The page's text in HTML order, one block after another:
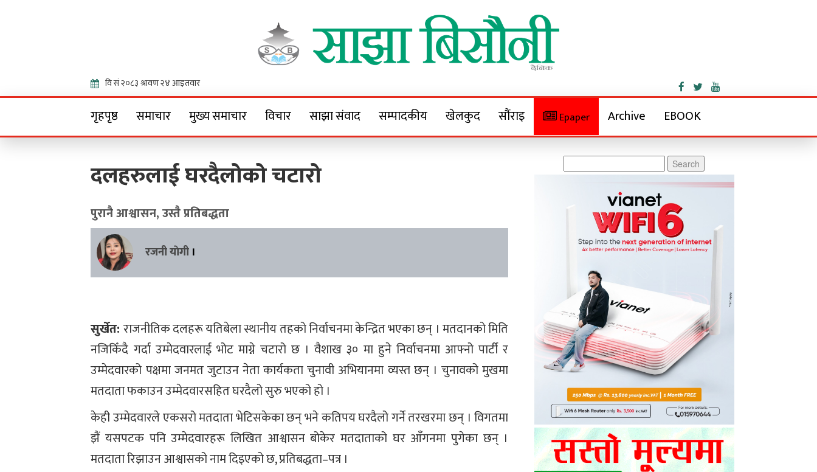
Sajha Bisaunee
गृहपृष्ठ समाचार मुख्य समाचार विचार साझा संवाद सम्पादकीय खेलकुद सौंराइ Epaper Archive EBOOK
दलहरुलाई घरदैलोको चटारो
पुरानै आश्वासन, उस्तै प्रतिबद्धता
रजनी याेगी ।
सुर्खेत: राजनीतिक दलहरू यतिबेला स्थानीय तहको निर्वाचनमा केन्द्रित भएका छन् । मतदानको मिति
नजिकिँदै गर्दा उम्मेदवारलाई भोट माग्ने चटारो छ । वैशाख ३० मा हुने निर्वाचनमा आफ्नो पार्टी र
उम्मेदवारको पक्षमा जनमत जुटाउन नेता कार्यकता चुनावी अभियानमा व्यस्त छन् । चुनावको मुखमा
मतदाता फकाउन उम्मेदवारसहित घरदैलो सुरु भएको हो ।
केही उम्मेदवारले एकसरो मतदाता भेटिसकेका छन् भने कतिपय घरदैलो गर्ने तरखरमा छन् । विगतमा
झैं यसपटक पनि उम्मेदवारहरू लिखित आश्वासन बोकेर मतदाताको घर आँगनमा पुगेका छन् ।
मतदाता रिझाउन आश्वासको नाम दिइएको छ, प्रतिबद्धता–पत्र ।
for: